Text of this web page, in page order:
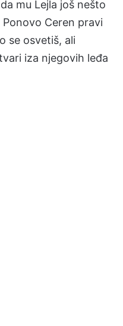
mu Lejla još nešto
Ceren pravi
se osvetiš, ali
iza njegovih leđa